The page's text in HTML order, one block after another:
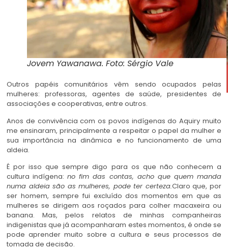
Jovem Yawanawa. Foto: Sérgio Vale
Outros papéis comunitários vêm sendo ocupados pelas
mulheres: professoras, agentes de saúde, presidentes de
associações e cooperativas, entre outros.
Anos de convivência com os povos indígenas do Aquiry muito
me ensinaram, principalmente a respeitar o papel da mulher e
sua importância na dinâmica e no funcionamento de uma
aldeia.
É por isso que sempre digo para os que não conhecem a
cultura indígena:no fim das contas, acho que quem manda
numa aldeia são as mulheres, pode ter certeza.Claro que, por
ser homem, sempre fui excluído dos momentos em que as
mulheres se dirigem aos roçados para colher macaxeira ou
banana. Mas, pelos relatos de minhas companheiras
indigenistas que já acompanharam estes momentos, é onde se
pode aprender muito sobre a cultura e seus processos de
tomada de decisão.